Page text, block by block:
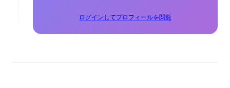
ログインしてプロフィールを閲覧